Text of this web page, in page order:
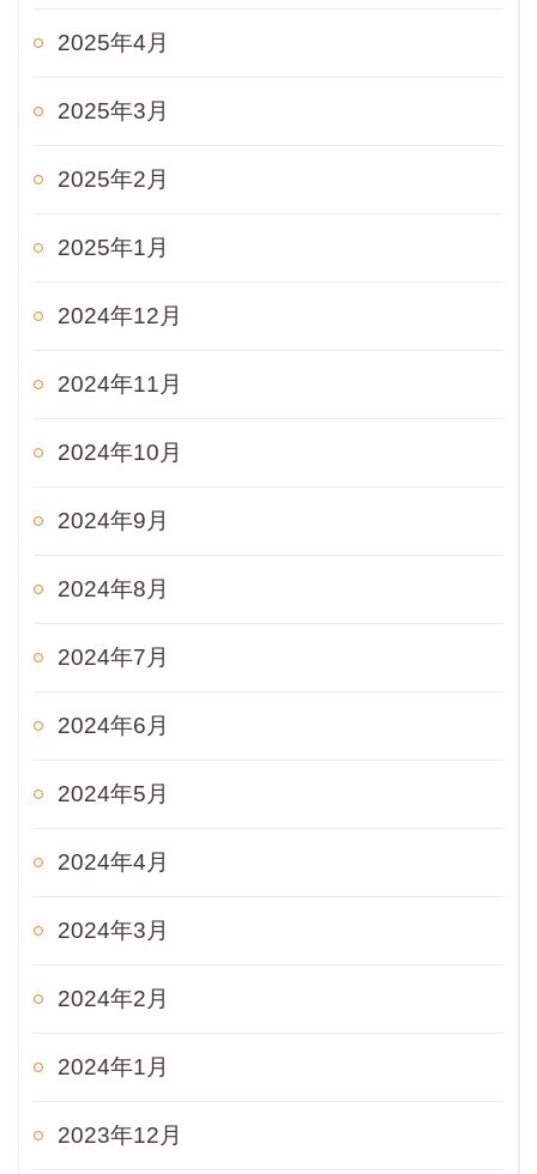
2025年4月
2025年3月
2025年2月
2025年1月
2024年12月
2024年11月
2024年10月
2024年9月
2024年8月
2024年7月
2024年6月
2024年5月
2024年4月
2024年3月
2024年2月
2024年1月
2023年12月